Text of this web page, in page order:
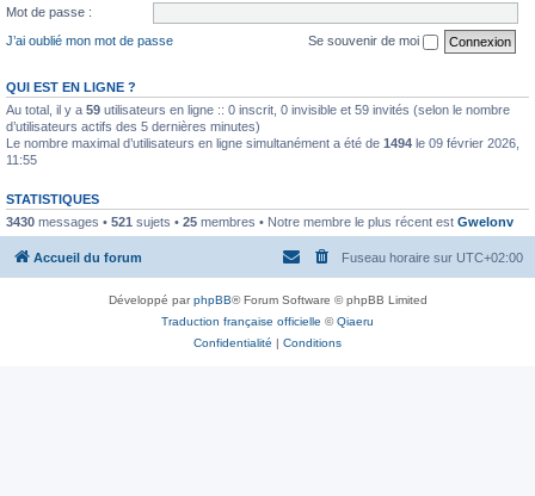
Mot de passe :
J’ai oublié mon mot de passe
Se souvenir de moi
QUI EST EN LIGNE ?
Au total, il y a 59 utilisateurs en ligne :: 0 inscrit, 0 invisible et 59 invités (selon le nombre
d’utilisateurs actifs des 5 dernières minutes)
Le nombre maximal d’utilisateurs en ligne simultanément a été de 1494 le 09 février 2026,
11:55
STATISTIQUES
3430 messages • 521 sujets • 25 membres • Notre membre le plus récent est Gwelonv
Accueil du forum Fuseau horaire sur UTC+02:00
Développé parphpBB® Forum Software © phpBB Limited
Traduction française officielle ©Qiaeru
Confidentialité | Conditions